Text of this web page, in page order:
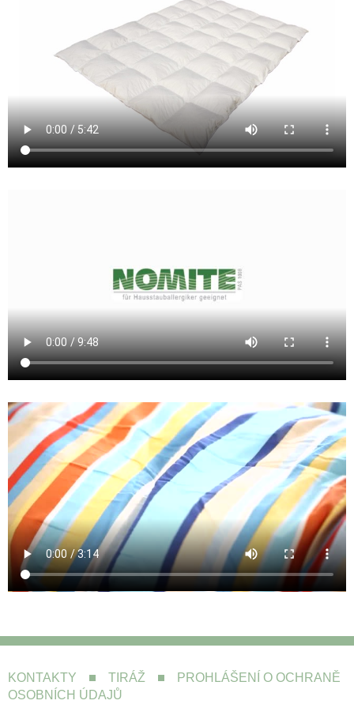
KONTAKTY TIRÁŽ
PROHLÁŠENÍ O OCHRANĚ
OSOBNÍCH ÚDAJŮ